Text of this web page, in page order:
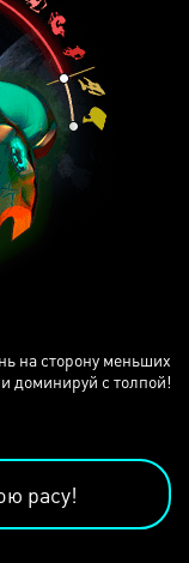
на сторону меньших
доминируй с толпой!
расу!